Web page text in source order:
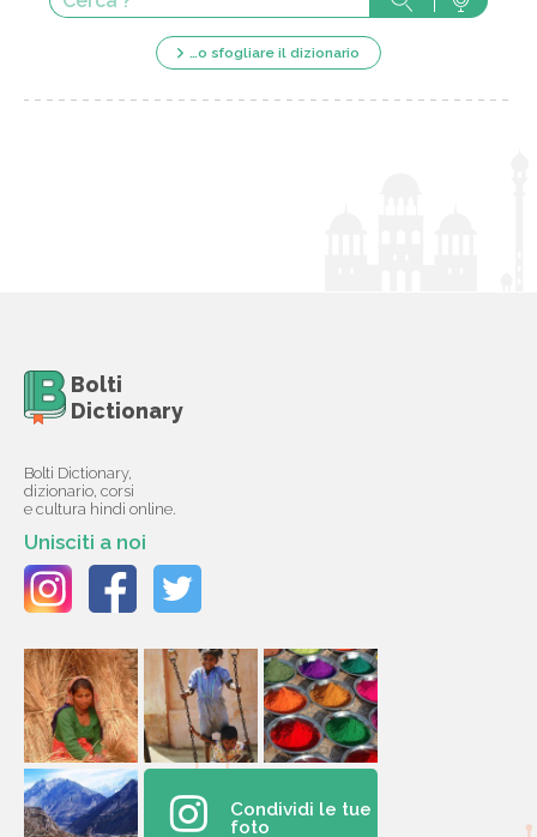
…o sfogliare il dizionario
Bolti
Dictionary
Bolti Dictionary,
dizionario, corsi
e cultura hindi online.
Unisciti a noi
Condividi le tue
foto